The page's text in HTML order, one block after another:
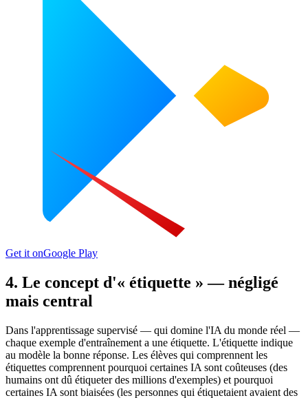
Get it onGoogle Play
4. Le concept d'« étiquette » — négligé
mais central
Dans l'apprentissage supervisé — qui domine l'IA du monde réel —
chaque exemple d'entraînement a une étiquette. L'étiquette indique
au modèle la bonne réponse. Les élèves qui comprennent les
étiquettes comprennent pourquoi certaines IA sont coûteuses (des
humains ont dû étiqueter des millions d'exemples) et pourquoi
certaines IA sont biaisées (les personnes qui étiquetaient avaient des